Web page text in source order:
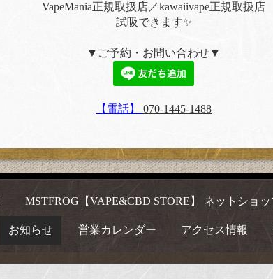
VapeMania正規取扱店／kawaiivape正規取扱店
試吸できます✨
▼ご予約・お問い合わせ▼
【電話】 070-1445-1488
MSTFROG【VAPE&CBD STORE】 ネットショ
お知らせ 営業カレンダー アクセス情報